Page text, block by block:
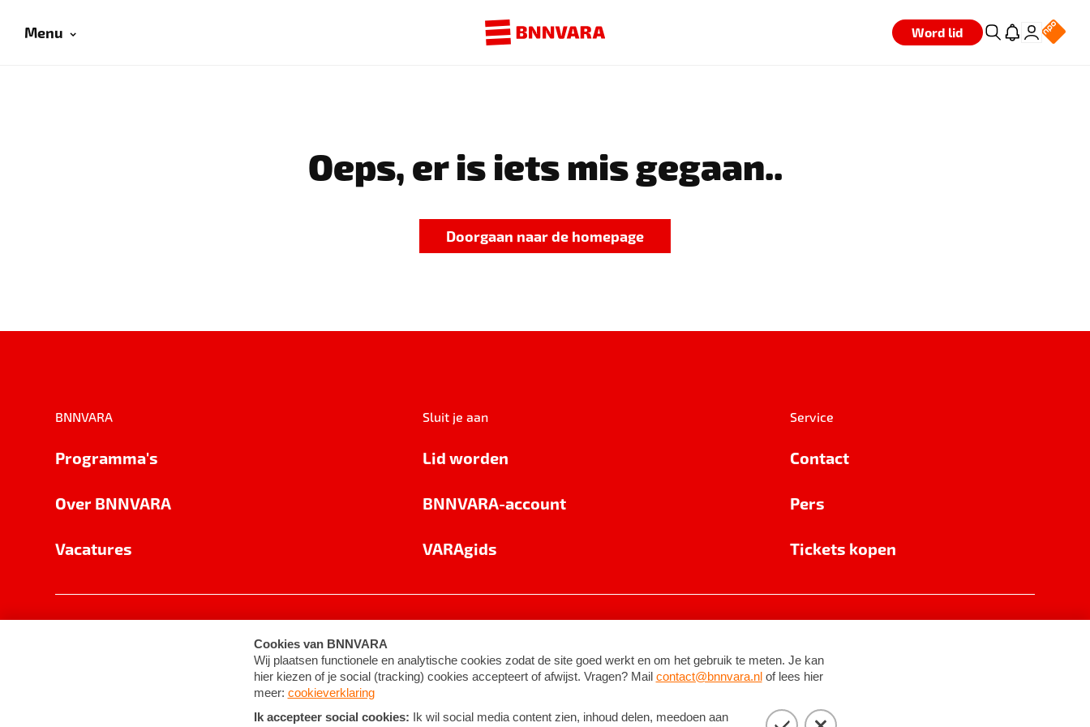
Menu Word lid
Oeps, er is iets mis gegaan..
Doorgaan naar de homepage
BNNVARA
Programma's
Over BNNVARA
Vacatures
Sluit je aan
Lid worden
BNNVARA-account
VARAgids
Service
Contact
Pers
Tickets kopen
Cookie-instellingen Algemene voorwaarden ©2026BNNVARA